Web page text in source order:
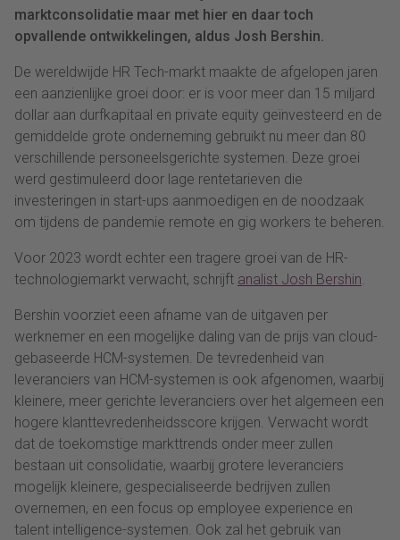
marktconsolidatie maar met hier en daar toch
opvallende ontwikkelingen, aldus Josh Bershin.
De wereldwijde HR Tech-markt maakte de afgelopen jaren
een aanzienlijke groei door: er is voor meer dan 15 miljard
dollar aan durfkapitaal en private equity geïnvesteerd en de
gemiddelde grote onderneming gebruikt nu meer dan 80
verschillende personeelsgerichte systemen. Deze groei
werd gestimuleerd door lage rentetarieven die
investeringen in start-ups aanmoedigen en de noodzaak
om tijdens de pandemie remote en gig workers te beheren.
Voor 2023 wordt echter een tragere groei van de HR-
technologiemarkt verwacht, schrijft analist Josh Bershin.
Bershin voorziet eeen afname van de uitgaven per
werknemer en een mogelijke daling van de prijs van cloud-
gebaseerde HCM-systemen. De tevredenheid van
leveranciers van HCM-systemen is ook afgenomen, waarbij
kleinere, meer gerichte leveranciers over het algemeen een
hogere klanttevredenheidsscore krijgen. Verwacht wordt
dat de toekomstige markttrends onder meer zullen
bestaan uit consolidatie, waarbij grotere leveranciers
mogelijk kleinere, gespecialiseerde bedrijven zullen
overnemen, en een focus op employee experience en
talent intelligence-systemen. Ook zal het gebruik van